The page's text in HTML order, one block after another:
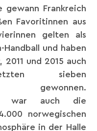
gewann Frankreich
Favoritinnen aus
gelten als
Handball und haben
und 2015 auch
sieben
gewonnen.
war auch die
norwegischen
in der Halle